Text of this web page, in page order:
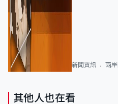
新聞資訊 兩
其他人也在看